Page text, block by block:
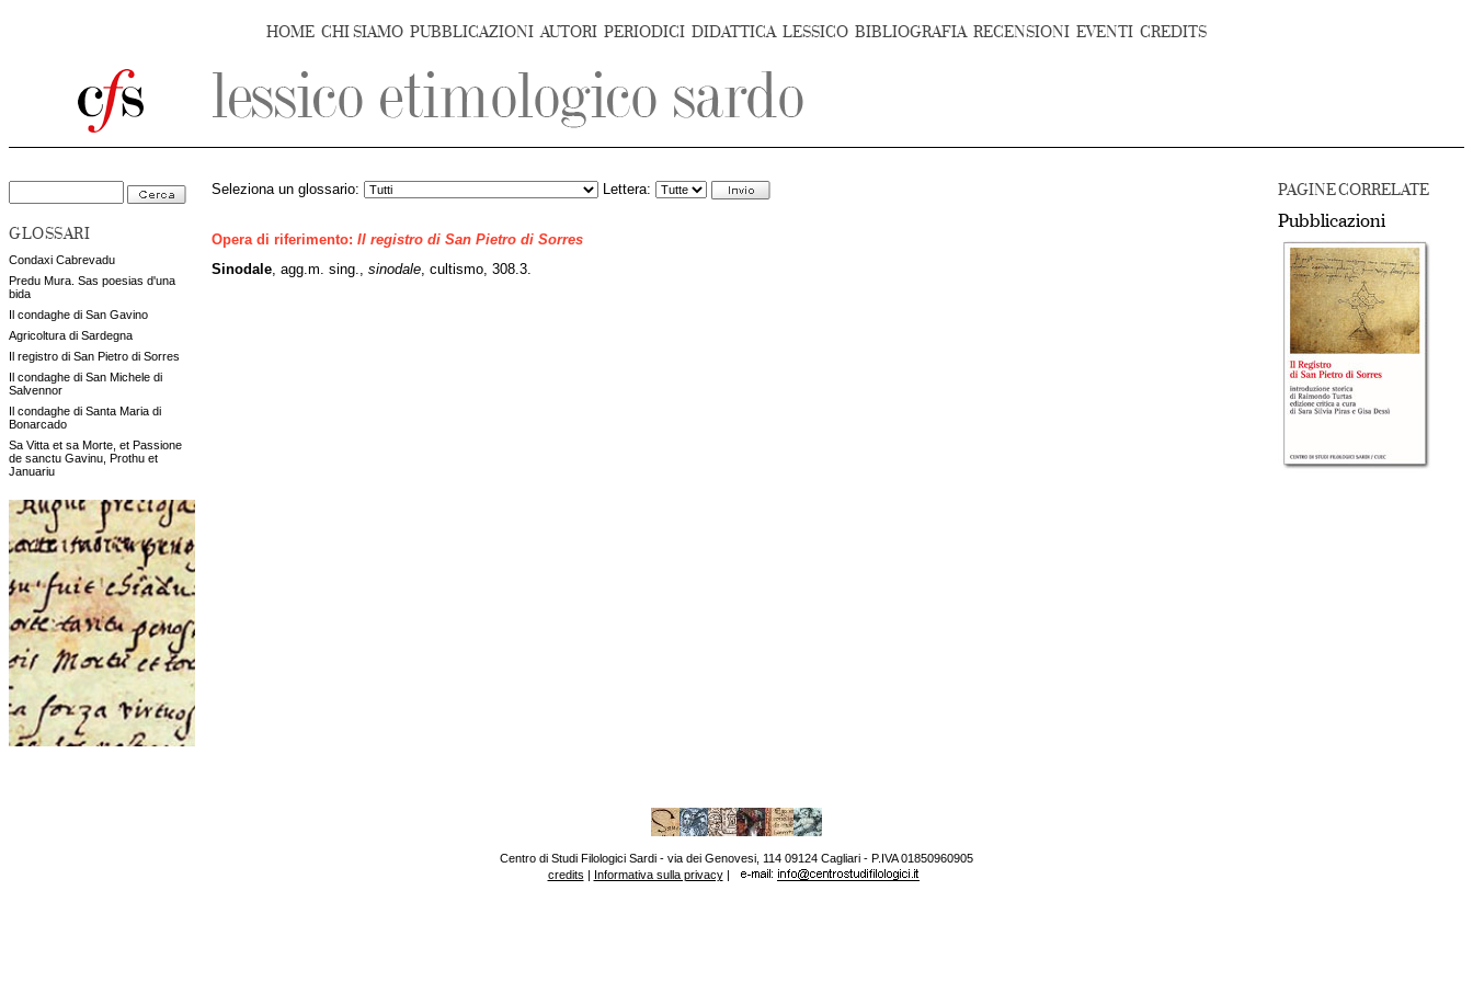
HOME CHI SIAMO PUBBLICAZIONI AUTORI PERIODICI DIDATTICA LESSICO BIBLIOGRAFIA RECENSIONI EVENTI CREDITS
GLOSSARI
Condaxi Cabrevadu
Predu Mura. Sas poesias d'una
bida
Il condaghe di San Gavino
Agricoltura di Sardegna
Il registro di San Pietro di Sorres
Il condaghe di San Michele di
Salvennor
Il condaghe di Santa Maria di
Bonarcado
Sa Vitta et sa Morte, et Passione
de sanctu Gavinu, Prothu et
Januariu
PAGINE CORRELATE
Pubblicazioni
Seleziona un glossario: Lettera:
Opera di riferimento: Il registro di San Pietro di Sorres
Sinodale , agg.m. sing., sinodale , cultismo, 308.3.
Centro di Studi Filologici Sardi - via dei Genovesi, 114 09124 Cagliari - P.IVA 01850960905
credits | Informativa sulla privacy|